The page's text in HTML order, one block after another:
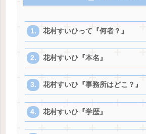
花村すいひって『何者？』
花村すいひ『本名』
花村すいひ『事務所はどこ？』
花村すいひ『学歴』